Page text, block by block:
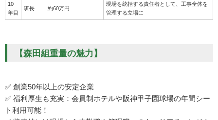
10
年目
班長 約60万円
現場を統括する責任者として、工事全体を
管理する立場に
【森田組重量の魅力】
✅ 創業50年以上の安定企業
✅ 福利厚生も充実：会員制ホテルや阪神甲子園球場の年間シー
ト利用可能！